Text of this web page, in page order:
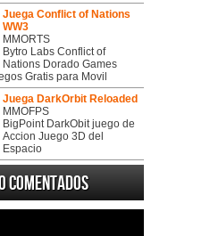
Juega Conflict of Nations
WW3
MMORTS
Bytro Labs Conflict of
Nations Dorado Games
Gratis para Movil
Juega DarkOrbit Reloaded
MMOFPS
BigPoint DarkObit juego de
Accion Juego 3D del
Espacio
Comentados